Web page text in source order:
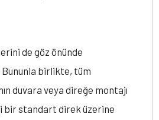
de göz önünde
Bununla birlikte, tüm
duvara veya direğe montajı
bir standart direk üzerine